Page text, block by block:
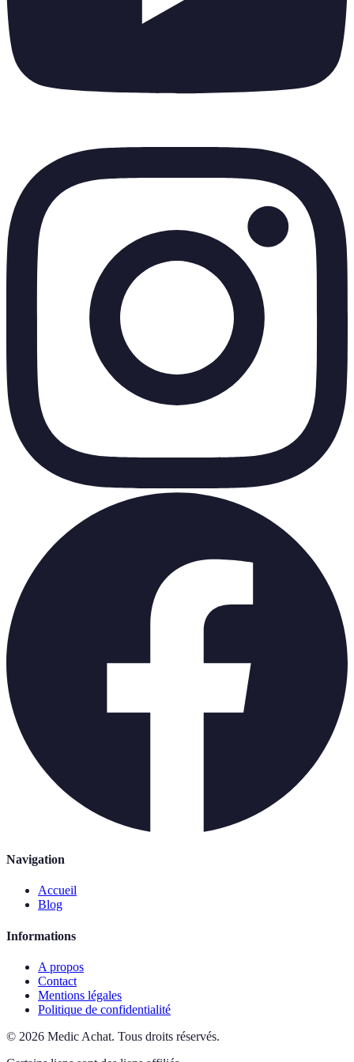
Navigation
Accueil
Blog
Informations
A propos
Contact
Mentions légales
Politique de confidentialité
© 2026 Medic Achat. Tous droits réservés.